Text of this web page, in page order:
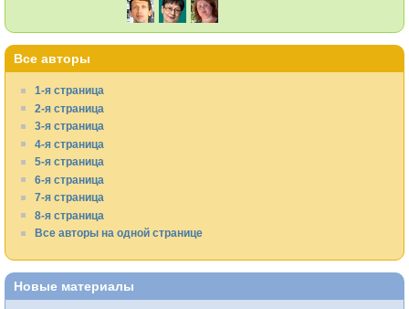
Все авторы
1-я страница
2-я страница
3-я страница
4-я страница
5-я страница
6-я страница
7-я страница
8-я страница
Все авторы на одной странице
Новые материалы